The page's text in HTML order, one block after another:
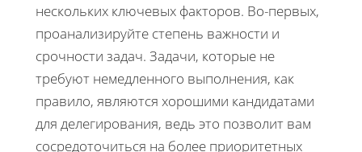
нескольких ключевых факторов. Во-первых,
проанализируйте степень важности и
срочности задач. Задачи, которые не
требуют немедленного выполнения, как
правило, являются хорошими кандидатами
для делегирования, ведь это позволит вам
сосредоточиться на более приоритетных